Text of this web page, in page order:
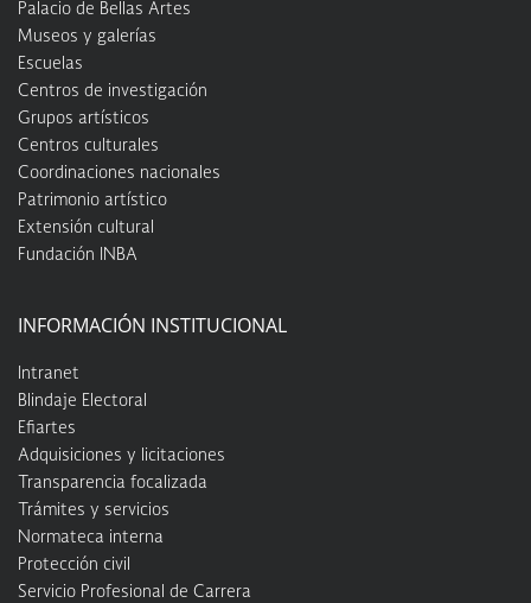
Palacio de Bellas Artes
Museos y galerías
Escuelas
Centros de investigación
Grupos artísticos
Centros culturales
Coordinaciones nacionales
Patrimonio artístico
Extensión cultural
Fundación INBA
INFORMACIÓN INSTITUCIONAL
Intranet
Blindaje Electoral
Efiartes
Adquisiciones y licitaciones
Transparencia focalizada
Trámites y servicios
Normateca interna
Protección civil
Servicio Profesional de Carrera